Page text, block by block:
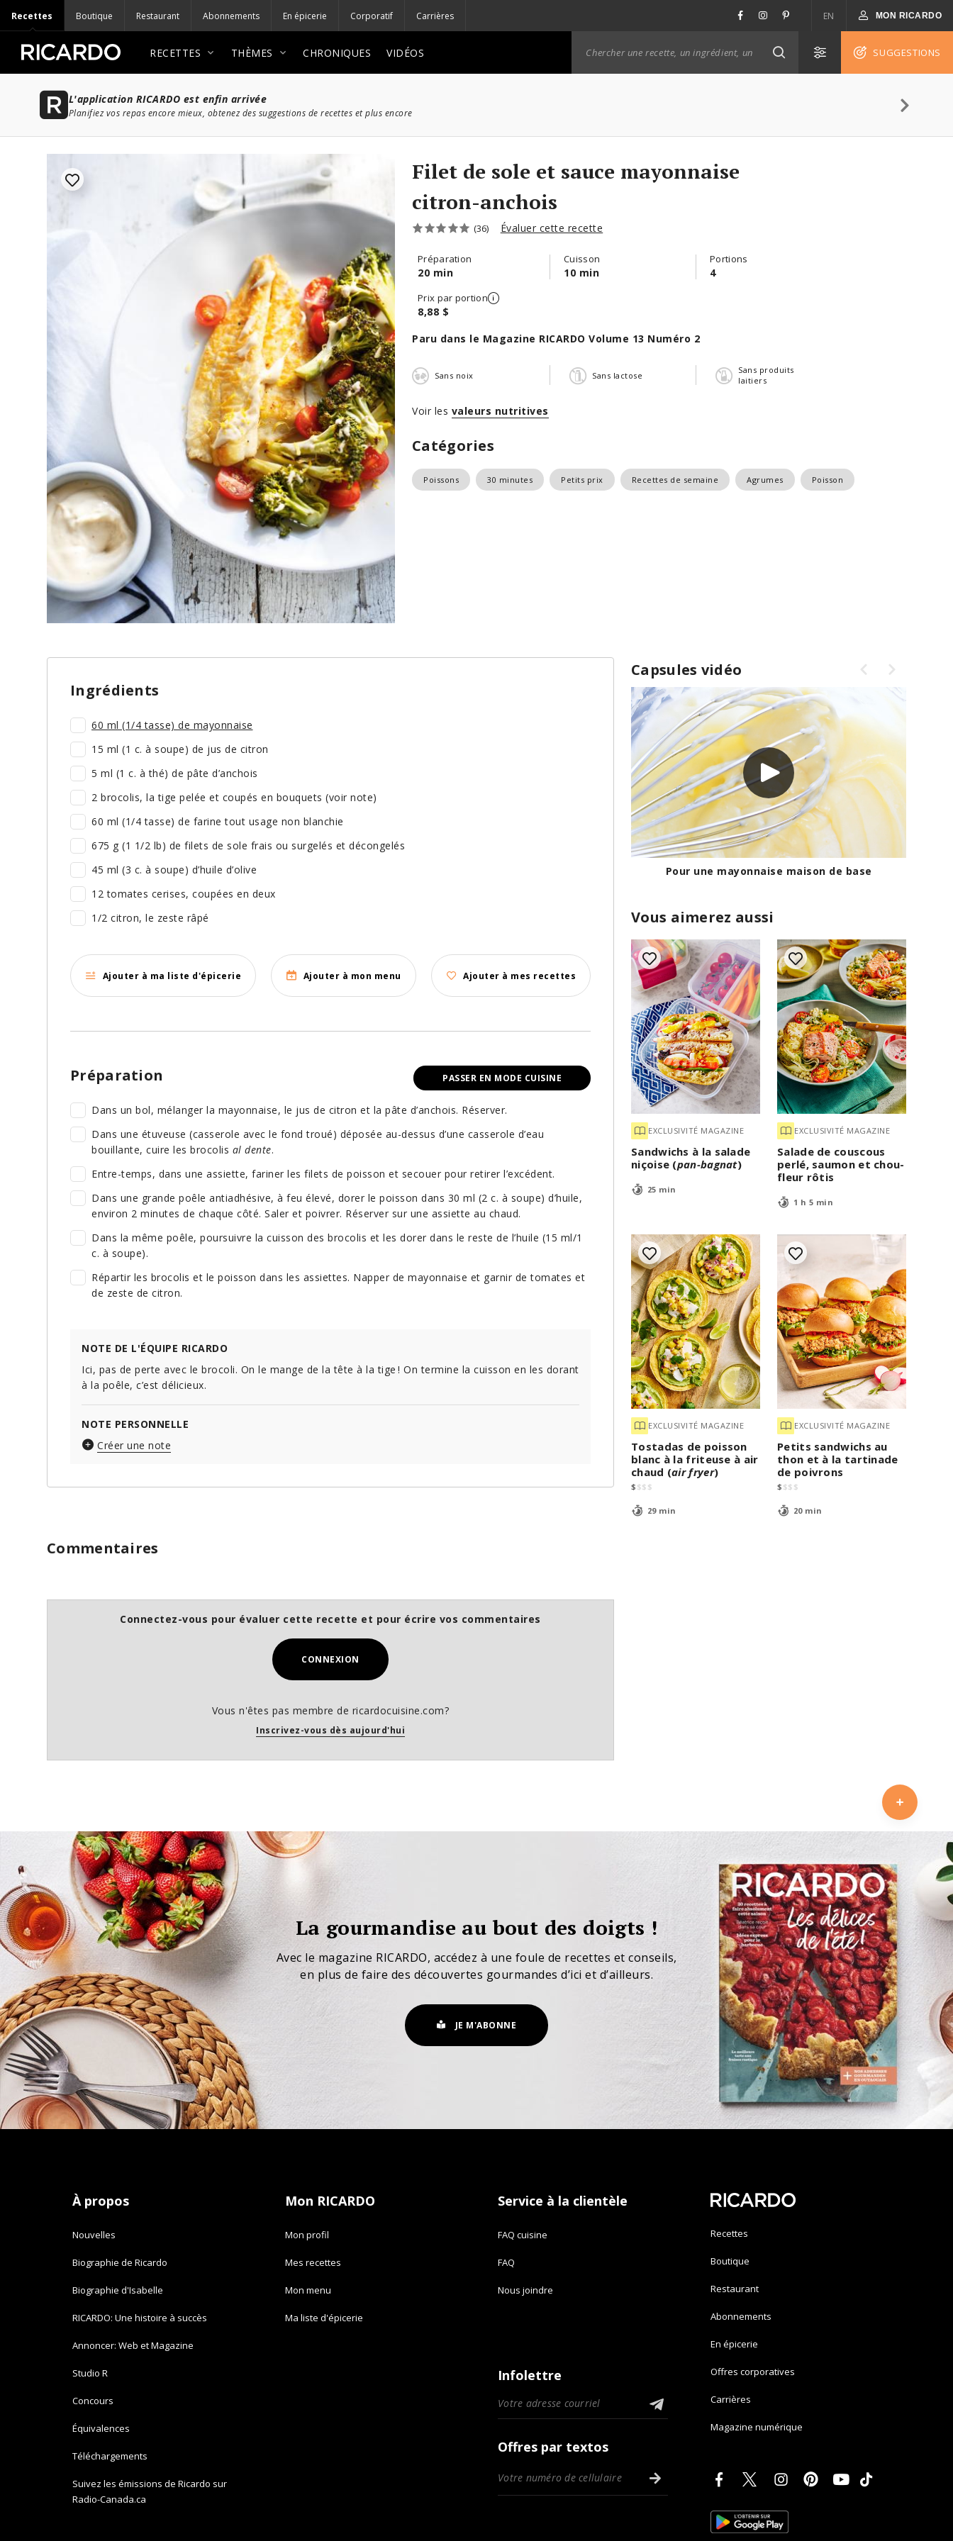
Recettes Boutique Restaurant Abonnements En épicerie Corporatif Carrières EN MON RICARDO
RECETTES THÈMES CHRONIQUES VIDÉOS SUGGESTIONS
L'application RICARDO est enfin arrivée
Planifiez vos repas encore mieux, obtenez des suggestions de recettes et plus encore
Filet de sole et sauce mayonnaise
citron-anchois
(36) Évaluer cette recette
Préparation
20 min
Cuisson
10 min
Portions
4
Prix par portion
8,88 $
Paru dans le Magazine RICARDO Volume 13 Numéro 2
Sans noix Sans lactose
Sans produits
laitiers
Voir les valeurs nutritives
Catégories
Poissons 30 minutes Petits prix Recettes de semaine Agrumes Poisson
Capsules vidéo
Pour une mayonnaise maison de base
Vous aimerez aussi
EXCLUSIVITÉ MAGAZINE
Sandwichs à la salade
niçoise (pan-bagnat)
25 min
EXCLUSIVITÉ MAGAZINE
Salade de couscous
perlé, saumon et chou-
fleur rôtis
1 h 5 min
EXCLUSIVITÉ MAGAZINE
Tostadas de poisson
blanc à la friteuse à air
chaud (air fryer)
$ $$ $
29 min
EXCLUSIVITÉ MAGAZINE
Petits sandwichs au
thon et à la tartinade
de poivrons
$ $$ $
20 min
Ingrédients
60 ml (1/4 tasse) de mayonnaise
15 ml (1 c. à soupe) de jus de citron
5 ml (1 c. à thé) de pâte d’anchois
2 brocolis, la tige pelée et coupés en bouquets (voir note)
60 ml (1/4 tasse) de farine tout usage non blanchie
675 g (1 1/2 lb) de filets de sole frais ou surgelés et décongelés
45 ml (3 c. à soupe) d’huile d’olive
12 tomates cerises, coupées en deux
1/2 citron, le zeste râpé
Ajouter à ma liste d'épicerie Ajouter à mon menu Ajouter à mes recettes
PASSER EN MODE CUISINE
Préparation
Dans un bol, mélanger la mayonnaise, le jus de citron et la pâte d’anchois. Réserver.
Dans une étuveuse (casserole avec le fond troué) déposée au-dessus d’une casserole d’eau
bouillante, cuire les brocolis al dente.
Entre-temps, dans une assiette, fariner les filets de poisson et secouer pour retirer l’excédent.
Dans une grande poêle antiadhésive, à feu élevé, dorer le poisson dans 30 ml (2 c. à soupe) d’huile,
environ 2 minutes de chaque côté. Saler et poivrer. Réserver sur une assiette au chaud.
Dans la même poêle, poursuivre la cuisson des brocolis et les dorer dans le reste de l’huile (15 ml/1
c. à soupe).
Répartir les brocolis et le poisson dans les assiettes. Napper de mayonnaise et garnir de tomates et
de zeste de citron.
NOTE DE L'ÉQUIPE RICARDO
Ici, pas de perte avec le brocoli. On le mange de la tête à la tige ! On termine la cuisson en les dorant
à la poêle, c’est délicieux.
NOTE PERSONNELLE
Créer une note
Commentaires
Connectez-vous pour évaluer cette recette et pour écrire vos commentaires
CONNEXION
Vous n'êtes pas membre de ricardocuisine.com?
Inscrivez-vous dès aujourd'hui
La gourmandise au bout des doigts !
Avec le magazine RICARDO, accédez à une foule de recettes et conseils,
en plus de faire des découvertes gourmandes d’ici et d’ailleurs.
JE M'ABONNE
À propos
Nouvelles
Biographie de Ricardo
Biographie d'Isabelle
RICARDO: Une histoire à succès
Annoncer: Web et Magazine
Studio R
Concours
Équivalences
Téléchargements
Suivez les émissions de Ricardo sur
Radio-Canada.ca
Mon RICARDO
Mon profil
Mes recettes
Mon menu
Ma liste d'épicerie
Service à la clientèle
FAQ cuisine
FAQ
Nous joindre
Infolettre
Offres par textos
Recettes
Boutique
Restaurant
Abonnements
En épicerie
Offres corporatives
Carrières
Magazine numérique